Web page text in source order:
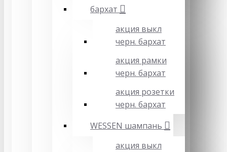
бархат
акция выкл
черн. бархат
акция рамки
черн. бархат
акция розетки
черн. бархат
WESSEN шампань
акция выкл